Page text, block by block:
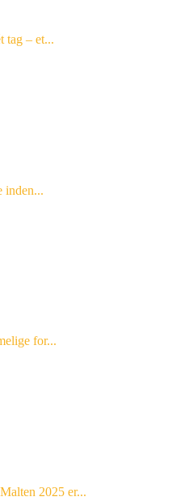
tag – et...
inden...
for...
2025 er...